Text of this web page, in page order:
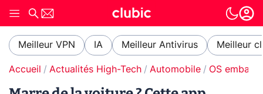
Meilleur VPN IA Meilleur Antivirus Meilleur
Accueil Actualités High-Tech Automobile OS